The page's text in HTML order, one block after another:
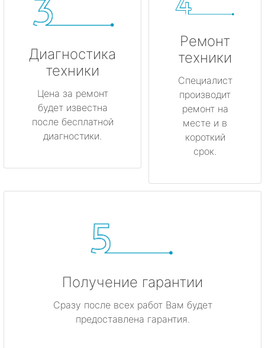
Диагностика
техники
Цена за ремонт
будет известна
после бесплатной
диагностики.
Ремонт
техники
Специалист
производит
ремонт на
месте и в
короткий
срок.
Получение гарантии
Сразу после всех работ Вам будет
предоставлена гарантия.